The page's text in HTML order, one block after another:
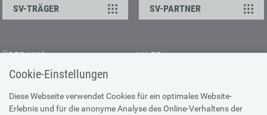
Cookie-Einstellungen
Diese Webseite verwendet Cookies für ein optimales Website-
Erlebnis und für die anonyme Analyse des Online-Verhaltens der
SV-TRÄGER SV-PARTNER
ÜBER UNS
Kontakt
Offene Stellen
Presse
HILFE
Browser-Info & Sicherheit
Hilfe zur Suche